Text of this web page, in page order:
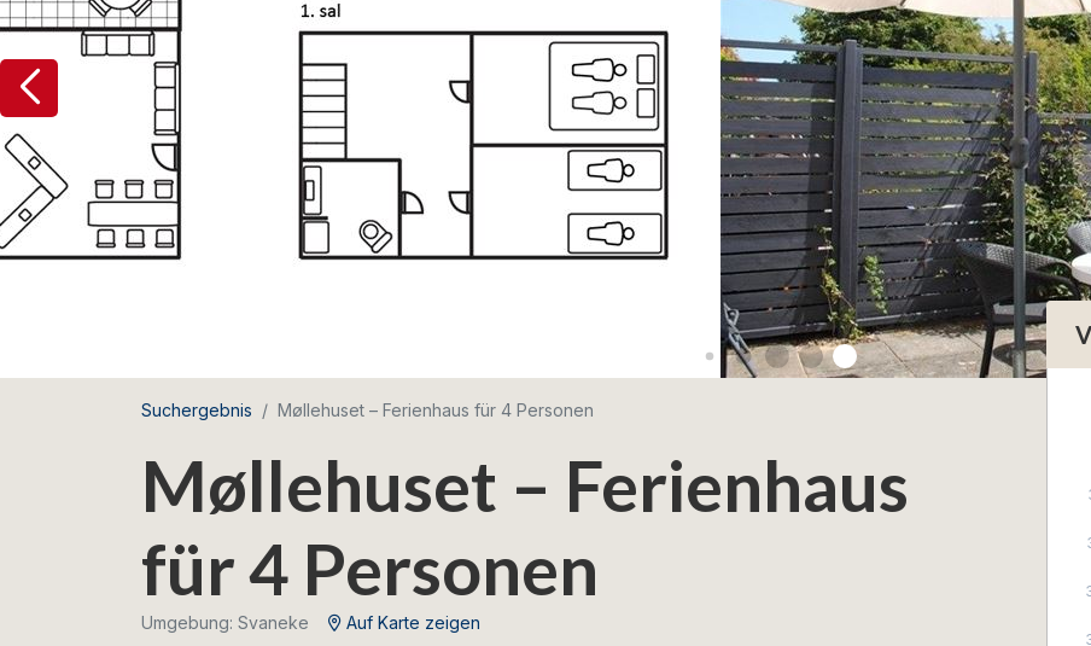
Suchergebnis Møllehuset – Ferienhaus für 4 Personen
Møllehuset – Ferienhaus
für 4 Personen
Umgebung: Svaneke Auf Karte zeigen